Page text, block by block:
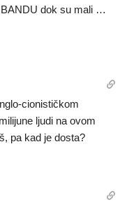
dok su mali …
cionističkom
ljudi na ovom
pa kad je dosta?